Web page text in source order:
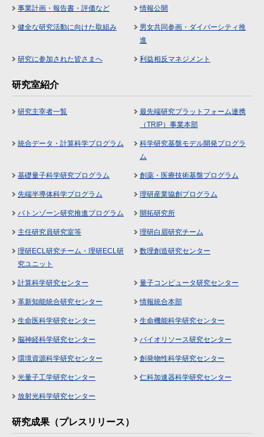
事業計画・報告書・評価など 情報公開
健全な研究活動に向けた取組み
男女共同参画・ダイバーシティ推
進
研究に参加された皆さまへ 利益相反マネジメント
研究室紹介
研究主宰者一覧
最先端研究プラットフォーム連携
（TRIP）事業本部
統合データ・計算科学プログラム
科学研究基盤モデル開発プログラ
ム
基礎量子科学研究プログラム 創薬・医療技術基盤プログラム
先端半導体科学プログラム 理研産業協創プログラム
バトンゾーン研究推進プログラム 開拓研究所
主任研究員研究室等 理研白眉研究チーム
理研ECL研究チーム・理研ECL研
究ユニット
数理創造研究センター
計算科学研究センター 量子コンピュータ研究センター
革新知能統合研究センター 情報統合本部
生命医科学研究センター 生命機能科学研究センター
脳神経科学研究センター バイオリソース研究センター
環境資源科学研究センター 創発物性科学研究センター
光量子工学研究センター 仁科加速器科学研究センター
放射光科学研究センター
研究成果（プレスリリース）